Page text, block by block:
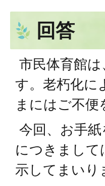
回答
市民体育館
す。老朽化に
まにはご不
今回、お手
につきまして
示してまいり